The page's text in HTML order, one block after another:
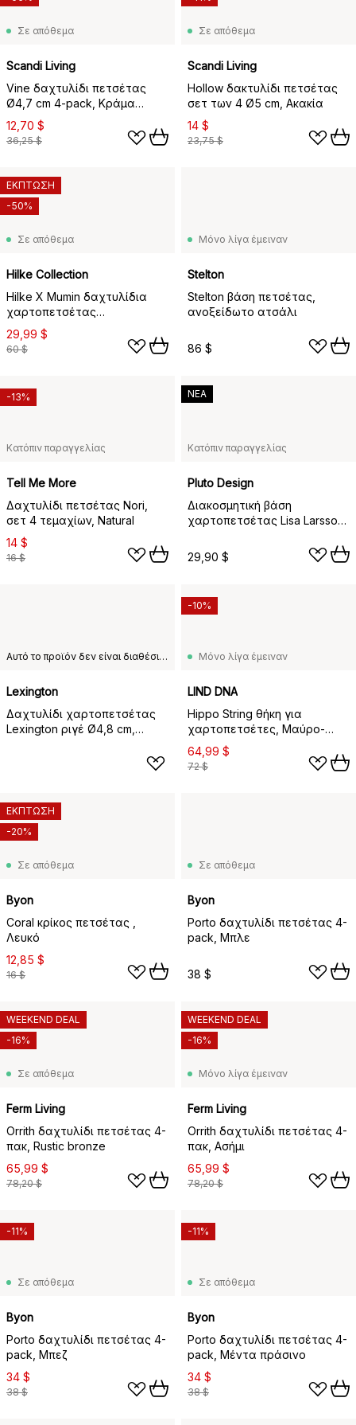
Σε απόθεμα
Scandi Living
Vine δαχτυλίδι πετσέτας
Ø4,7 cm 4-pack, Κράμα
ψευδάργυρου
12,70 $
36,25 $
Σε απόθεμα
Scandi Living
Hollow δακτυλίδι πετσέτας
σετ των 4 Ø5 cm, Ακακία
14 $
23,75 $
Σε απόθεμα
Hilke Collection
Hilke X Mumin δαχτυλίδια
χαρτοπετσέτας
Moominmamma 2-
συσκευασία, Ορείχαλκος
29,99 $
60 $
ΕΚΠΤΩΣΗ
-50%
Μόνο λίγα έμειναν
Stelton
Stelton βάση πετσέτας,
ανοξείδωτο ατσάλι
86 $
Κατόπιν παραγγελίας
Tell Me More
Δαχτυλίδι πετσέτας Nori,
σετ 4 τεμαχίων, Natural
14 $
16 $
-13%
Κατόπιν παραγγελίας
Pluto Design
Διακοσμητική βάση
χαρτοπετσέτας Lisa Larsson
29,90 $
ΝΕΑ
Αυτό το προϊόν δεν είναι διαθέσιμο στη χώρα παράδοσης που έχετε επιλέξει.
Lexington
Δαχτυλίδι χαρτοπετσέτας
Lexington ριγέ Ø4,8 cm,
Μόνο λίγα έμειναν
LIND DNA
Hippo String θήκη για
χαρτοπετσέτες, Μαύρο-
ανθρακίτης
64,99 $
72 $
-10%
Σε απόθεμα
Byon
Coral κρίκος πετσέτας ,
Λευκό
12,85 $
16 $
ΕΚΠΤΩΣΗ
-20%
Σε απόθεμα
Byon
Porto δαχτυλίδι πετσέτας 4-
pack, Μπλε
38 $
Σε απόθεμα
Ferm Living
Orrith δαχτυλίδι πετσέτας 4-
πακ, Rustic bronze
65,99 $
78,20 $
WEEKEND DEAL
-16%
Μόνο λίγα έμειναν
Ferm Living
Orrith δαχτυλίδι πετσέτας 4-
πακ, Ασήμι
65,99 $
78,20 $
WEEKEND DEAL
-16%
Σε απόθεμα
Byon
Porto δαχτυλίδι πετσέτας 4-
pack, Μπεζ
34 $
38 $
-11%
Σε απόθεμα
Byon
Porto δαχτυλίδι πετσέτας 4-
pack, Μέντα πράσινο
34 $
38 $
-11%